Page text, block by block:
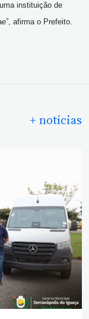
instituição de
afirma o Prefeito.
+ notícias